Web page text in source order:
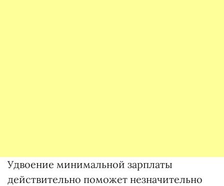
Удвоение минимальной зарплаты
действительно поможет незначительно